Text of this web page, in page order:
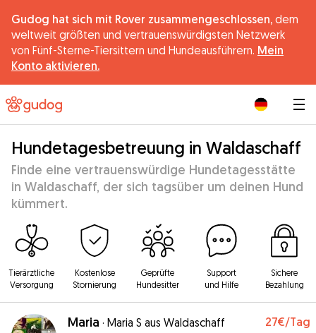
Gudog hat sich mit Rover zusammengeschlossen, dem
weltweit größten und vertrauenswürdigsten Netzwerk
von Fünf-Sterne-Tiersittern und Hundeausführern. Mein
Konto aktivieren.
Hundetagesbetreuung in Waldaschaff
Finde eine vertrauenswürdige Hundetagesstätte
in Waldaschaff, der sich tagsüber um deinen Hund
kümmert.
Tierärztliche
Versorgung
Kostenlose
Stornierung
Geprüfte
Hundesitter
Support
und Hilfe
Sichere
Bezahlung
Maria · Maria S aus Waldaschaff 27€/Tag